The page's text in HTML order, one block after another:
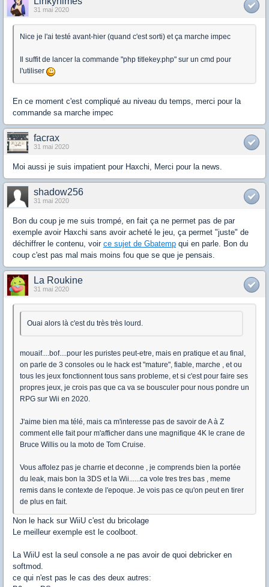
31 mai 2020
Nice je l'ai testé avant-hier (quand c'est sorti) et ça marche impec
Il suffit de lancer la commande "php titlekey.php" sur un cmd pour
l'utiliser
En ce moment c'est compliqué au niveau du temps, merci pour la
commande sa marche impec
facrax
31 mai 2020
Moi aussi je suis impatient pour Haxchi, Merci pour la news.
shadow256
31 mai 2020
Bon du coup je me suis trompé, en fait ça ne permet pas de par
exemple avoir Haxchi sans avoir acheté le jeu, ça permet "juste" de
déchiffrer le contenu, voir ce sujet de Gbatemp qui en parle. Bon du
coup c'est pas mal mais moins fou que se que je pensais.
La Roukine
31 mai 2020
Ouai alors là c'est du très très lourd.
mouaif....bof....pour les puristes peut-etre, mais en pratique et au final,
on parle de 3 consoles ou le hack est "mature", fiable, marche , et ou
tous les jeux fonctionnent tous sans probleme, et si c'est pour faire ses
propres jeux, je crois pas que ca va se bousculer pour nous pondre un
RPG sur Wii en 2020.
J'aime bien ma télé, mais ca m'interesse pas de savoir de A à Z
comment elle fait pour m'afficher dans une magnifique 4K le crane de
Bruce Willis ou la moto de Tom Cruise.
Vous affolez pas je charrie et deconne , je comprends bien la portée
du leak, mais bon la 3DS et la Wii......ca vole tres tres bas , meme
remis dans le contexte de l'epoque. Je vois pas ce qu'on peut en tirer
de plus en fait.
Non le hack sur WiiU c'est du bricolage
Le meilleur exemple est le coolboot.
La WiiU est la seul console a ne pas avoir de quoi debricker en
softmod.
ce qui n'est pas le cas des deux autres: